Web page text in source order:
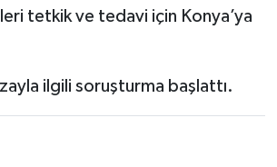
tetkik ve tedavi için Konya’ya
ilgili soruşturma başlattı.